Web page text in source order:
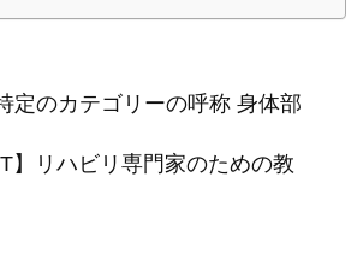
定のカテゴリーの呼称 身体部
】リハビリ専門家のための教